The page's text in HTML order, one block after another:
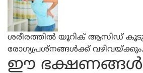
ശരീരത്തില്‍ യൂറിക് ആസിഡ്
രോഗ്യപ്രശ്‌നങ്ങള്‍ക്ക് വഴിവയ്ക്കും.
ഈ ഭക്ഷണങ്ങള്‍